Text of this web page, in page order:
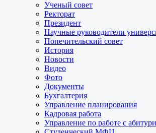
Ученый совет
Ректорат
Президент
Научные руководители
Попечительский совет
История
Новости
Видео
Фото
Документы
Бухгалтерия
Управление планирования
Кадровая работа
Управление по работе с